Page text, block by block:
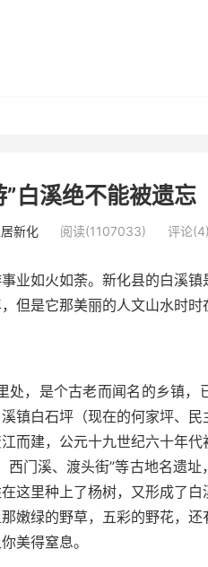
”白溪绝不能被遗忘
新化 阅读(1107033) 评论(4)
业如火如荼。新化县的白溪
但是它那美丽的人文山水时时
处，是个古老而闻名的乡镇，
镇白石坪（现在的何家坪、民
而建，公元十九世纪六十年
门溪、渡头街”等古地名遗
这里种上了杨树，又形成了
嫩绿的野草，五彩的野花，
美得窒息。